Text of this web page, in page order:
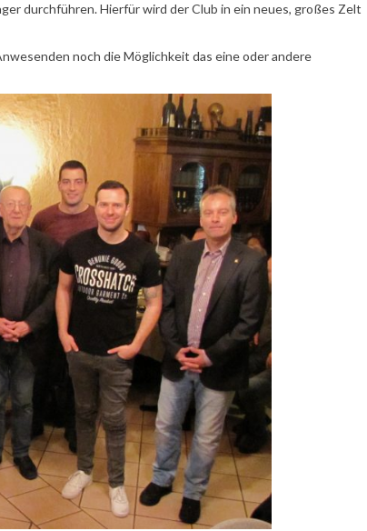
durchführen. Hierfür wird der Club in ein neues, großes Zelt
noch die Möglichkeit das eine oder andere